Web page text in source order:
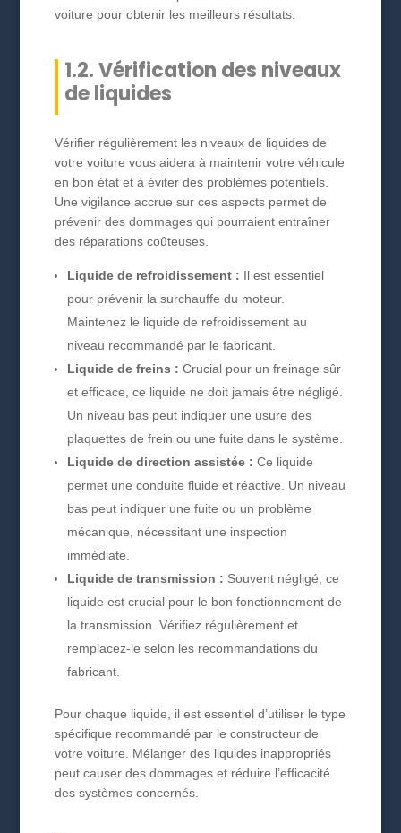
voiture pour obtenir les meilleurs résultats.
1.2. Vérification des niveaux
de liquides
Vérifier régulièrement les niveaux de liquides de
votre voiture vous aidera à maintenir votre véhicule
en bon état et à éviter des problèmes potentiels.
Une vigilance accrue sur ces aspects permet de
prévenir des dommages qui pourraient entraîner
des réparations coûteuses.
Liquide de refroidissement : Il est essentiel
pour prévenir la surchauffe du moteur.
Maintenez le liquide de refroidissement au
niveau recommandé par le fabricant.
Liquide de freins : Crucial pour un freinage sûr
et efficace, ce liquide ne doit jamais être négligé.
Un niveau bas peut indiquer une usure des
plaquettes de frein ou une fuite dans le système.
Liquide de direction assistée : Ce liquide
permet une conduite fluide et réactive. Un niveau
bas peut indiquer une fuite ou un problème
mécanique, nécessitant une inspection
immédiate.
Liquide de transmission : Souvent négligé, ce
liquide est crucial pour le bon fonctionnement de
la transmission. Vérifiez régulièrement et
remplacez-le selon les recommandations du
fabricant.
Pour chaque liquide, il est essentiel d’utiliser le type
spécifique recommandé par le constructeur de
votre voiture. Mélanger des liquides inappropriés
peut causer des dommages et réduire l’efficacité
des systèmes concernés.